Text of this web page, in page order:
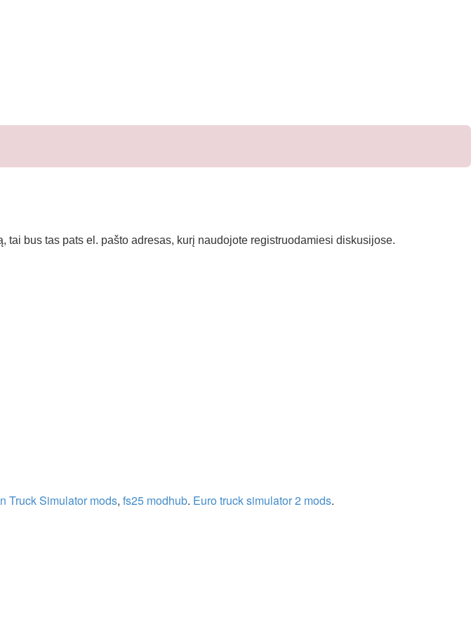
bus tas pats el. pašto adresas, kurį naudojote registruodamiesi diskusijose.
Truck Simulator mods, fs25 modhub. Euro truck simulator 2 mods.